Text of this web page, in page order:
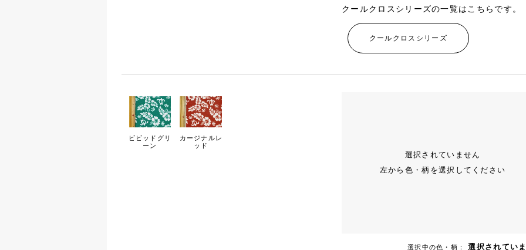
クールクロスシリーズの一覧はこちらです。
クールクロスシリーズ
ビビッドグリ
ーン
カージナルレ
ッド
選択されていません
左から色・柄を選択してください
選択中の色・柄：
選択されてい